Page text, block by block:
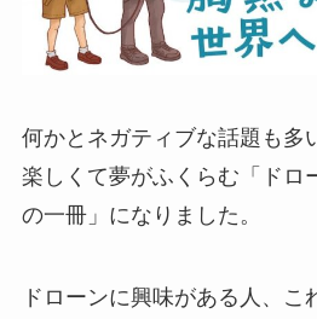
何かとネガティブな話題も多
楽しくて夢がふくらむ「ドロ
の一冊」になりました。
ドローンに興味がある人、こ